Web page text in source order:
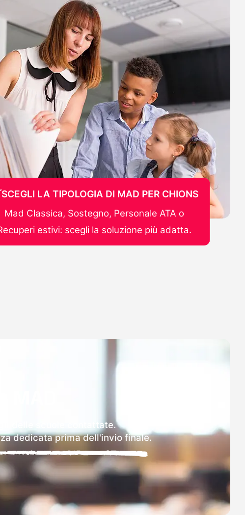
SCEGLI LA TIPOLOGIA DI MAD PER CHIONS
Mad Classica, Sostegno, Personale ATA o
estivi: scegli la soluzione più adatta.
delle scuole contattate.
dedicata prima dell'invio finale.